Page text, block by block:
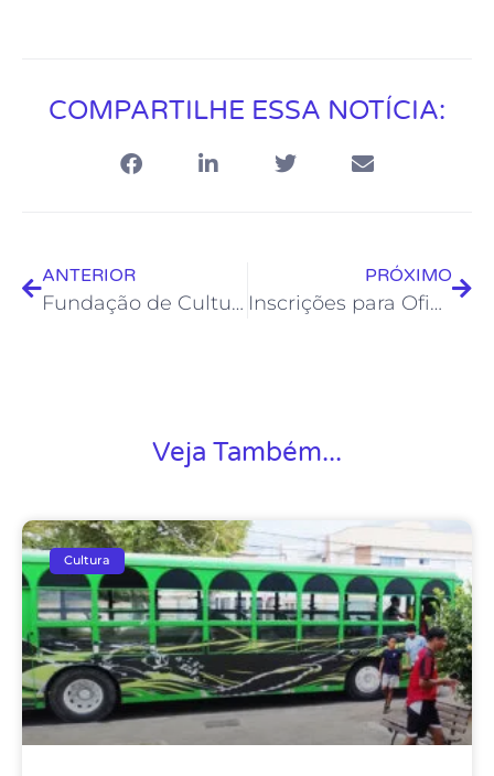
COMPARTILHE ESSA NOTÍCIA:
ANTERIOR
Fundação de Cultura promove quatro novos cursos livres na Casa de Cultura Bento Costa Jr
PRÓXIMO
Inscrições para Oficina de Contação de Histórias estão abertas
Veja Também...
Cultura